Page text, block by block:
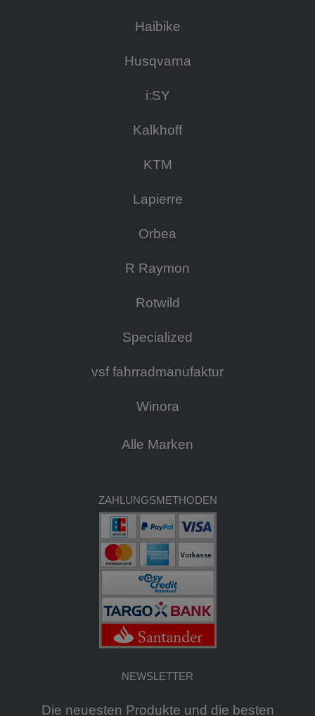
Haibike
Husqvarna
i:SY
Kalkhoff
KTM
Lapierre
Orbea
R Raymon
Rotwild
Specialized
vsf fahrradmanufaktur
Winora
Alle Marken
ZAHLUNGSMETHODEN
NEWSLETTER
Die neuesten Produkte und die besten